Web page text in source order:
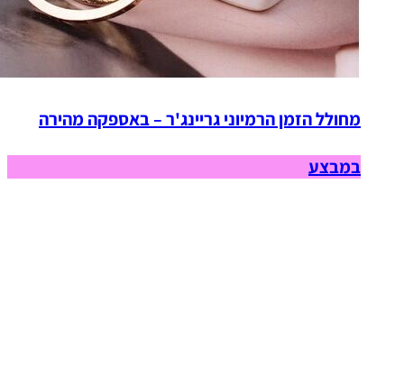
מחולל הזמן הרמיוני גריינג'ר – באספקה מהירה
במבצע